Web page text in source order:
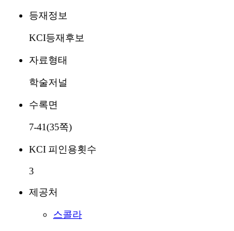
등재정보
KCI등재후보
자료형태
학술저널
수록면
7-41(35쪽)
KCI 피인용횟수
3
제공처
스콜라